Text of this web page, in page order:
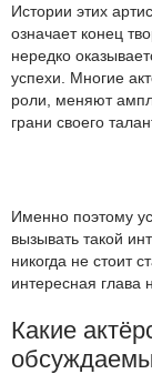
Истории этих
означает конец
нередко
успехи. Многие
роли, меняют
грани своего
Именно поэтому
вызывать такой
никогда не стоит
интересная глава
Какие